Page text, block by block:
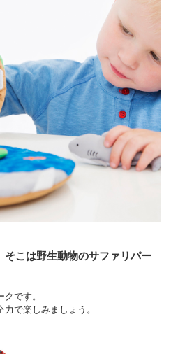
こは野生動物のサファリパー
です。
で楽しみましょう。